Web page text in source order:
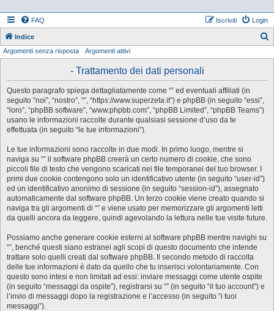
FAQ Login
Iscriviti
Indice
Argomenti senza risposta Argomenti attivi
- Trattamento dei dati personali
Questo paragrafo spiega dettagliatamente come “” ed eventuali affiliati (in
seguito “noi”, “nostro”, “”, “https://www.superzeta.it”) e phpBB (in seguito “essi”,
“loro”, “phpBB software”, “www.phpbb.com”, “phpBB Limited”, “phpBB Teams”)
usano le informazioni raccolte durante qualsiasi sessione d’uso da te
effettuata (in seguito “le tue informazioni”).
Le tue informazioni sono raccolte in due modi. In primo luogo, mentre si
naviga su “” il software phpBB creerà un certo numero di cookie, che sono
piccoli file di testo che vengono scaricati nei file temporanei del tuo browser. I
primi due cookie contengono solo un identificativo utente (in seguito “user-id”)
ed un identificativo anonimo di sessione (in seguito “session-id”), assegnato
automaticamente dal software phpBB. Un terzo cookie viene creato quando si
naviga tra gli argomenti di “” e viene usato per memorizzare gli argomenti letti
da quelli ancora da leggere, quindi agevolando la lettura nelle tue visite future.
Possiamo anche generare cookie esterni al software phpBB mentre navighi su
“”, benché questi siano estranei agli scopi di questo documento che intende
trattare solo quelli creati dal software phpBB. Il secondo metodo di raccolta
delle tue informazioni è dato da quello che tu inserisci volontariamente. Con
questo sono intesi e non limitati ad essi: inviare messaggi come utente ospite
(in seguito “messaggi da ospite”), registrarsi su “” (in seguito “il tuo account”) e
l’invio di messaggi dopo la registrazione e l’accesso (in seguito “i tuoi
messaggi”).